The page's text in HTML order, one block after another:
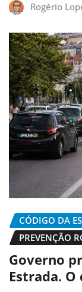
Rogério
CÓDIGO DA
PREVENÇÃO
Governo
Estrada. O